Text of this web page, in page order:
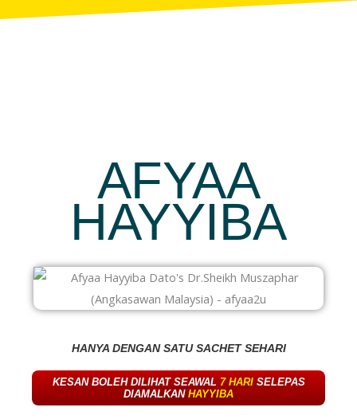
AFYAA
HAYYIBA
HANYA DENGAN SATU SACHET SEHARI
KESAN BOLEH DILIHAT SEAWAL 7 HARISELEPAS
DIAMALKAN HAYYIBA